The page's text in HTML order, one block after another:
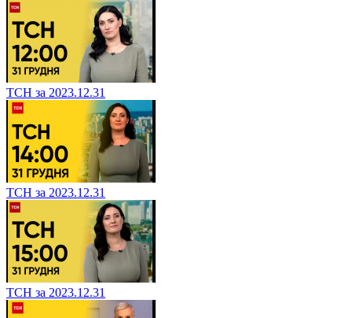
ТСН за 2023.12.31
ТСН за 2023.12.31
ТСН за 2023.12.31